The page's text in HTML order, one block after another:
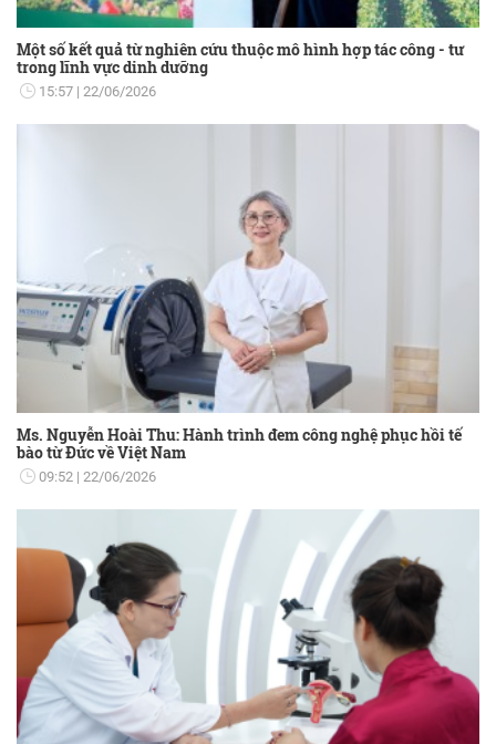
Một số kết quả từ nghiên cứu thuộc mô hình hợp tác công - tư
trong lĩnh vực dinh dưỡng
15:57 22/06/2026
Ms. Nguyễn Hoài Thu: Hành trình đem công nghệ phục hồi tế
bào từ Đức về Việt Nam
09:52 22/06/2026